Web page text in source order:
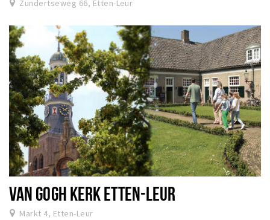
Zundertseweg 66, Etten-Leur
VAN GOGH KERK ETTEN-LEUR
Markt 4, Etten-Leur